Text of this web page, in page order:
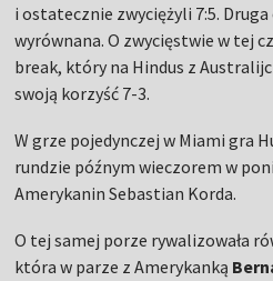
i ostatecznie zwyciężyli 7:5. Druga
wyrównana. O zwycięstwie w tej
break, który na Hindus z
swoją korzyść 7-3.
W grze pojedynczej w Miami gra
rundzie późnym wieczorem w
Amerykanin Sebastian Korda.
O tej samej porze rywalizowała
która w parze z Amerykanką